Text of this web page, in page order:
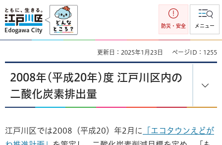
江戸川区
防災・安全 メニュー
更新日：2025年1月23日 ページID：1255
2008年(平成20年)度 江戸川区内の
二酸化炭素排出量
江戸川区では2008（平成20）年2月に
「エコタウンえどが